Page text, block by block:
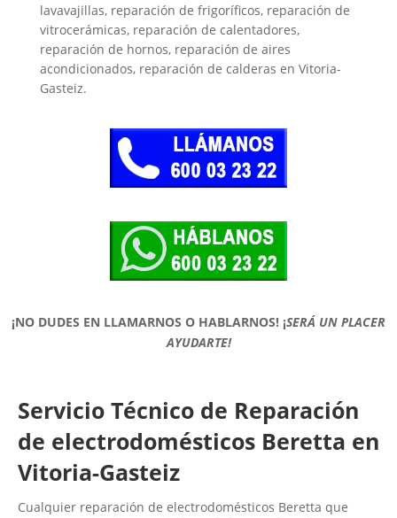
lavavajillas, reparación de frigoríficos, reparación de
vitrocerámicas, reparación de calentadores,
reparación de hornos, reparación de aires
acondicionados, reparación de calderas en Vitoria-
Gasteiz.
¡NO DUDES EN LLAMARNOS O HABLARNOS! ¡SERÁ UN PLACER
AYUDARTE!
Servicio Técnico de Reparación
de electrodomésticos Beretta en
Vitoria-Gasteiz
Cualquier reparación de electrodomésticos Beretta que